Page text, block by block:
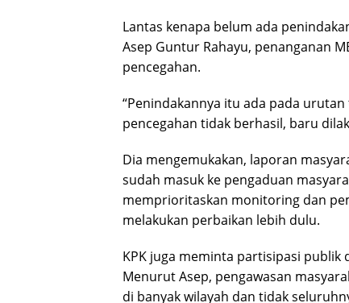
Lantas kenapa belum ada
Asep Guntur Rahayu, penanganan
pencegahan.
“Penindakannya itu ada pada
pencegahan tidak berhasil, baru
Dia mengemukakan, laporan
sudah masuk ke pengaduan
memprioritaskan monitoring dan
melakukan perbaikan lebih dulu.
KPK juga meminta partisipasi publik
Menurut Asep, pengawasan
di banyak wilayah dan tidak